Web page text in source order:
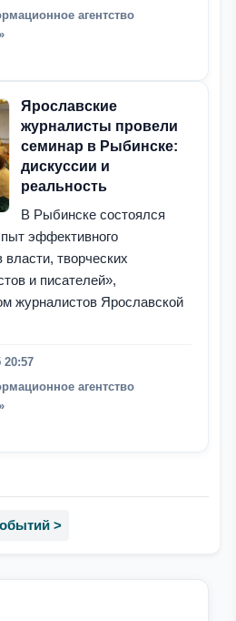
агентство
Ярославские
журналисты провели
семинар в Рыбинске:
дискуссии и
реальность
В Рыбинске состоялся
эффективного
власти, творческих
и писателей»,
журналистов Ярославской
20:57
агентство
>